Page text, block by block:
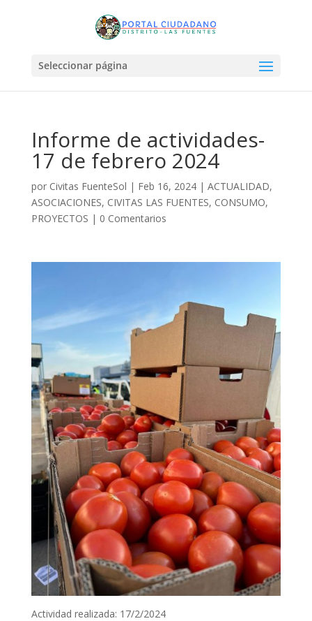
Seleccionar página
Informe de actividades-
17 de febrero 2024
por Civitas FuenteSol | Feb 16, 2024| ACTUALIDAD,
ASOCIACIONES, CIVITAS LAS FUENTES, CONSUMO,
PROYECTOS | 0 Comentarios
Actividad realizada: 17/2/2024